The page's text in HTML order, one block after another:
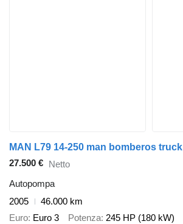
MAN L79 14-250 man bomberos truck
27.500 € Netto
Autopompa
2005
46.000 km
Euro Euro 3 Potenza 245 HP (180 kW)